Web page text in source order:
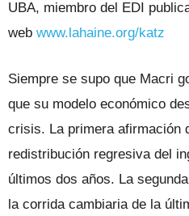
UBA, miembro del EDI
web www.lahaine.org/katz
Siempre se supo que Macri
que su modelo económico
crisis. La primera afirmación
redistribución regresiva del
últimos dos años. La
la corrida cambiaria de la